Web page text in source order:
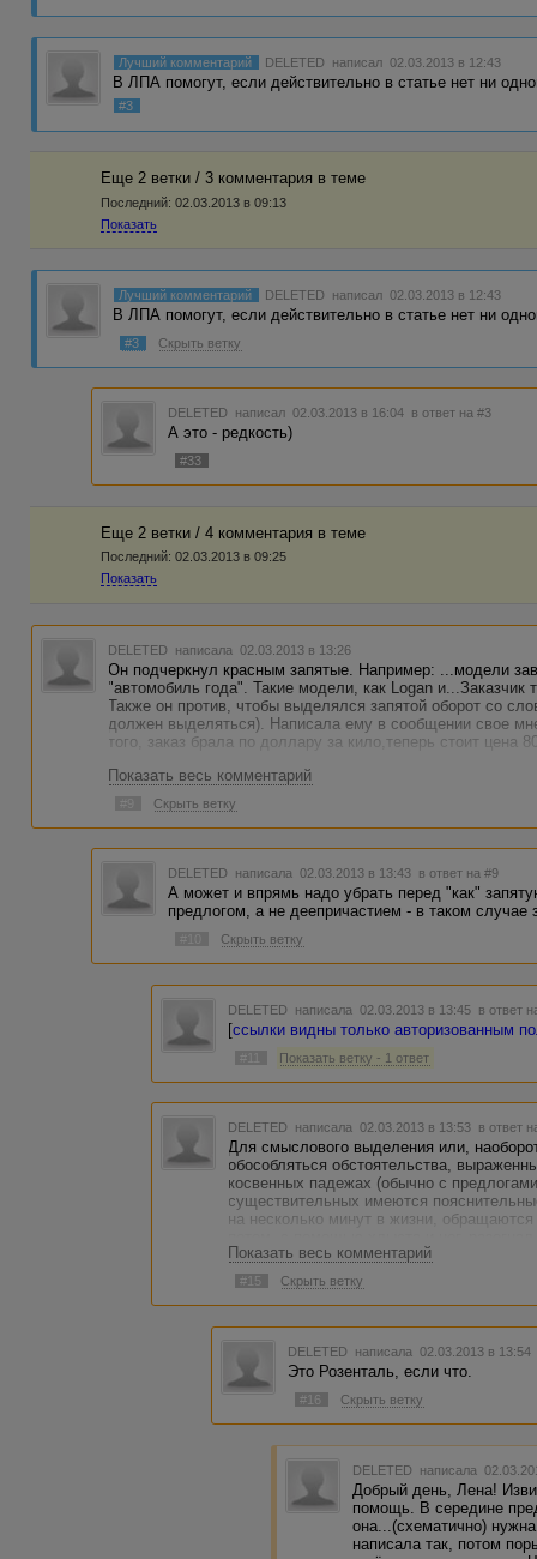
Лучший комментарий DELETED написал 02.03.2013 в 12:43
В ЛПА помогут, если действительно в статье нет ни
#3
Еще 2 ветки / 3 комментария в темe
Последний: 02.03.2013 в 09:13
Показать
Лучший комментарий DELETED написал 02.03.2013 в 12:43
В ЛПА помогут, если действительно в статье нет ни
#3 Скрыть ветку
DELETED написал 02.03.2013 в 16:04 в ответ на #3
А это - редкость)
#33
Еще 2 ветки / 4 комментария в темe
Последний: 02.03.2013 в 09:25
Показать
DELETED написала 02.03.2013 в 13:26
Он подчеркнул красным запятые. Например: ...модели
"автомобиль года". Такие модели, как Logan и...Заказчик
Также он против, чтобы выделялся запятой оборот со
должен выделяться). Написала ему в сообщении свое
того, заказ брала по доллару за кило,теперь стоит цена
Показать весь комментарий
Скрыть ветку
DELETED написала 02.03.2013 в 13:43 в ответ на #9
А может и впрямь надо убрать перед "как"
предлогом, а не деепричастием - в таком случае
Скрыть ветку
DELETED написала 02.03.2013 в 13:45 в ответ
[ссылки видны только авторизованным
Показать ветку - 1 ответ
DELETED написала 02.03.2013 в 13:53 в ответ
Для смыслового выделения или,
обособляться обстоятельства,
косвенных падежах (обычно с
существительных имеются
на несколько минут в жизни,
встречал её в городском саду и на
проснулся он рано, с головной болью,
от времени, становилась всё зловещей
грибов, мы, по дороге домой, вышли на
первого декабря, я ж, для приличия,
Рагозина год в тюрьме, его отправили –
три года в ссылку (Федин) (постановка
Чаще всего такие конструкции
предлогами или предложными
(Гоголь); Вследствие этого
своим родителем (Тургенев); Благодаря
праздничному дню, улица сельца
Даже старичишка-городничий, при
(Писемский); Впрочем, ввиду
Показать весь комментарий
#15 Скрыть ветку
DELETED написала 02.03.2013 в
Это Розенталь, если что.
#16 Скрыть ветку
DELETED написала
Добрый день, Лена!
помощь. В середине
она...(схематично)
написала так, потом